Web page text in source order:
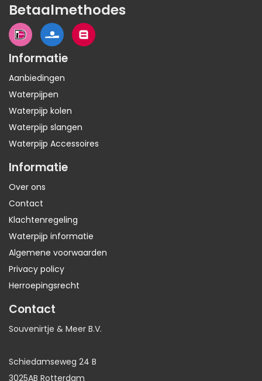
Betaalmethodes
Informatie
Aanbiedingen
Waterpijpen
Waterpijp kolen
Waterpijp slangen
Waterpijp Accessoires
Informatie
Over ons
Contact
Klachtenregeling
Waterpijp informatie
Algemene voorwaarden
Privacy policy
Herroepingsrecht
Contact
Souvenirtje & Meer B.V.
Schiedamseweg 24 B
3025AB Rotterdam